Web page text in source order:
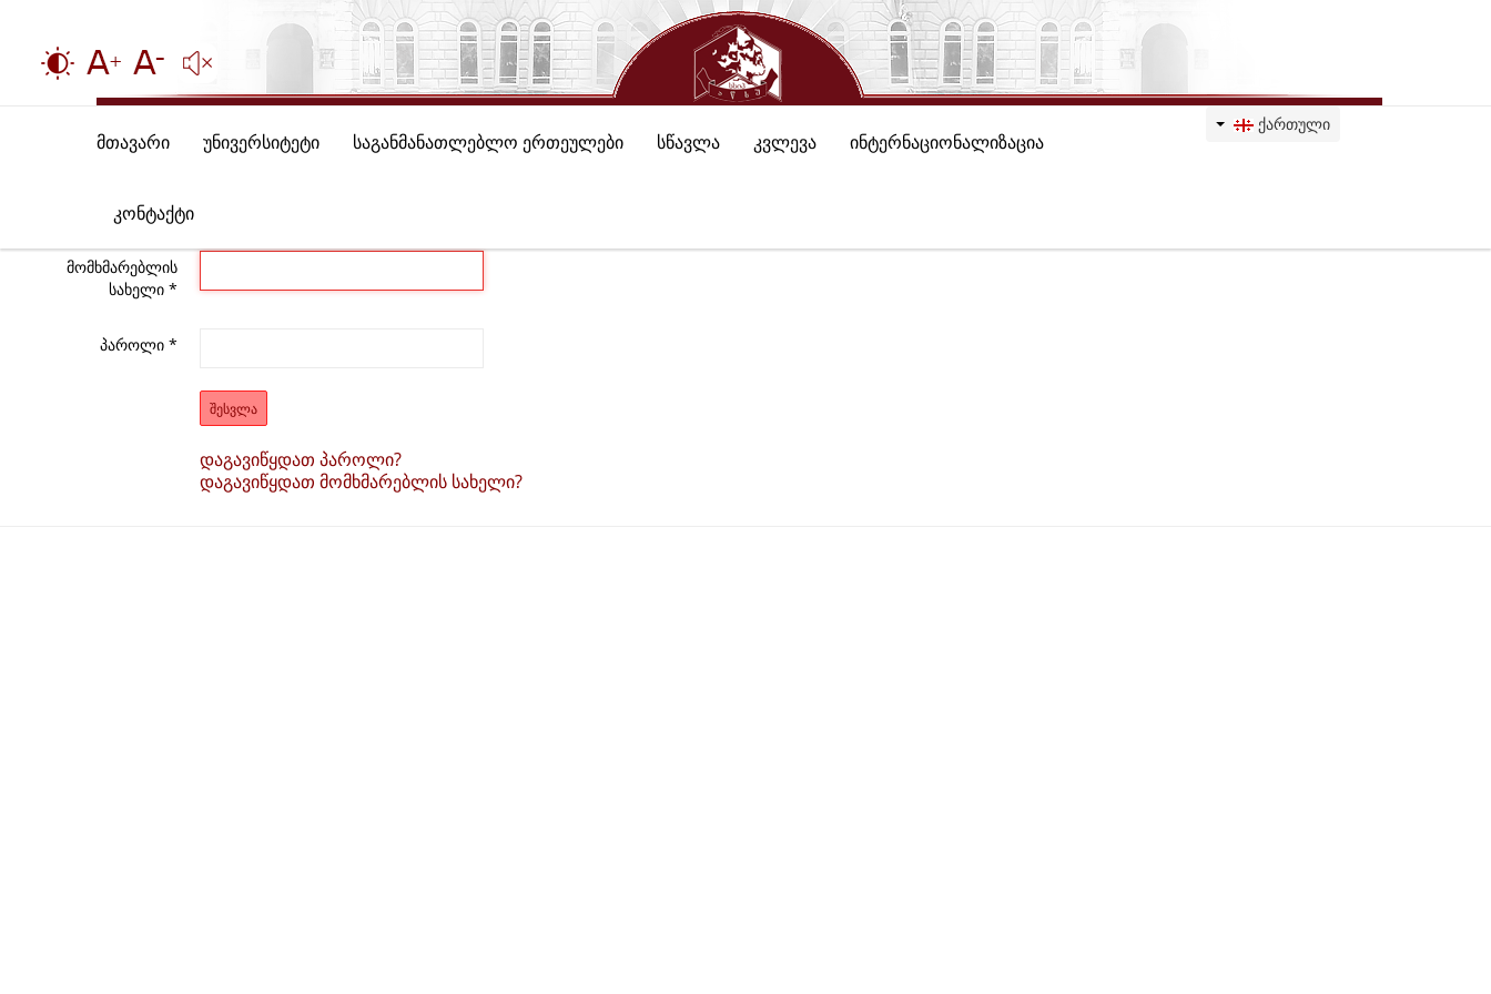
მთავარი უნივერსიტეტი საგანმანათლებლო ერთეულები სწავლა კვლევა ინტერნაციონალიზაცია
კონტაქტი
ᲥᲐᲠᲗᲣᲚᲘ
მომხმარებლის
სახელი *
პაროლი *
ᲨᲔᲡᲕᲚᲐ
დაგავიწყდათ პაროლი?
დაგავიწყდათ მომხმარებლის სახელი?